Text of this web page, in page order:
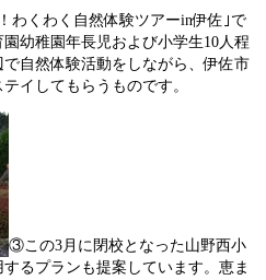
わくわく自然体験ツアーin伊佐｣で
幼稚園年長児および小学生10 人程
自然体験活動をしながら、伊佐市
イしてもらうものです。
③この3月に閉校となった山野西小
るプランも提案しています。恵ま